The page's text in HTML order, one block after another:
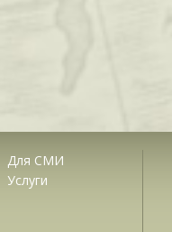
Для СМИ
Услуги